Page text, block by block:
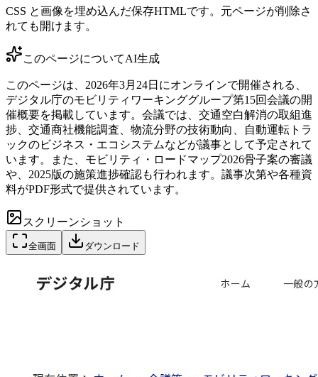
CSS と画像を埋め込んだ保存HTMLです。元ページが削除さ
れても開けます。
このページについてAI生成
このページは、2026年3月24日にオンラインで開催される、
デジタル庁のモビリティワーキンググループ第15回会議の開
催概要を掲載しています。会議では、交通空白解消の取組進
捗、交通商社機能調査、物流分野の技術動向、自動運転トラ
ックのビジネス・エコシステムなどが議事として予定されて
います。また、モビリティ・ロードマップ2026骨子案の審議
や、2025版の施策進捗確認も行われます。議事次第や各種資
料がPDF形式で提供されています。
スクリーンショット
全画面 ダウンロード